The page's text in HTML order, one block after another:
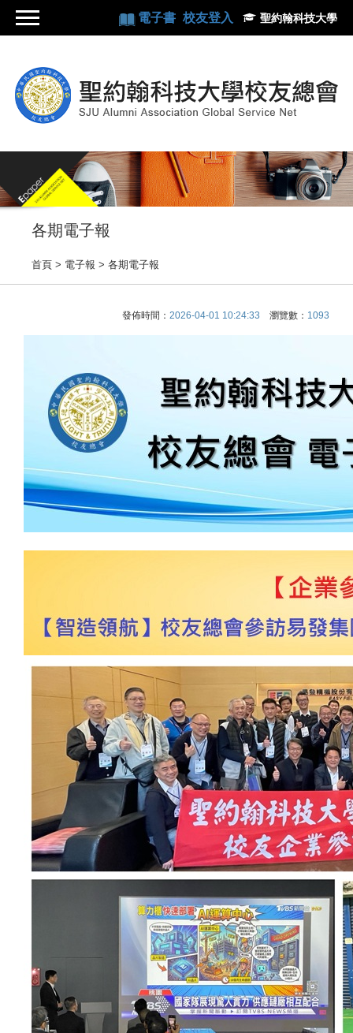
電子書 校友登入 聖約翰科技大學
各期電子報
首頁 > 電子報 > 各期電子報
發佈時間： 2026-04-01 10:24:33 瀏覽數： 1093